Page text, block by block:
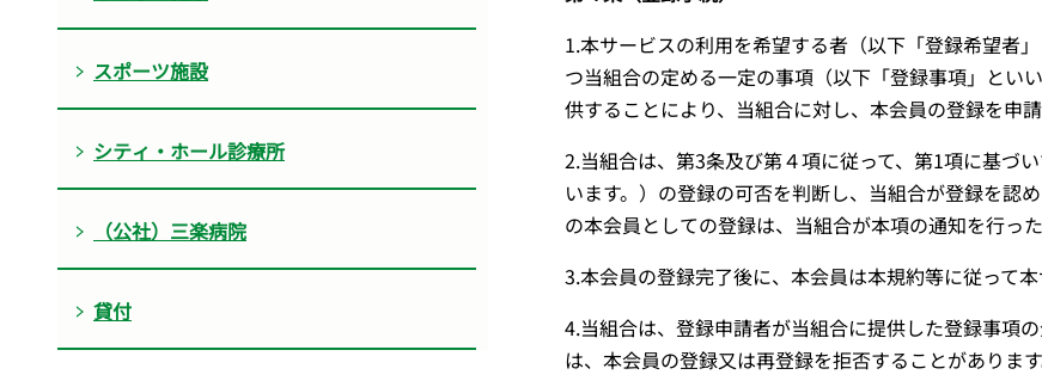
スポーツ施設
シティ・ホール診療所
（公社）三楽病院
貸付
1.本サービスの利用を希望する者（以下「登録希望者
つ当組合の定める一定の事項（以下「登録事項」とい
供することにより、当組合に対し、本会員の登録を申請
2.当組合は、第3条及び第４項に従って、第1項に基づ
います。）の登録の可否を判断し、当組合が登録を認
の本会員としての登録は、当組合が本項の通知を行っ
3.本会員の登録完了後に、本会員は本規約等に従って
4.当組合は、登録申請者が当組合に提供した登録事項
は、本会員の登録又は再登録を拒否することがあります